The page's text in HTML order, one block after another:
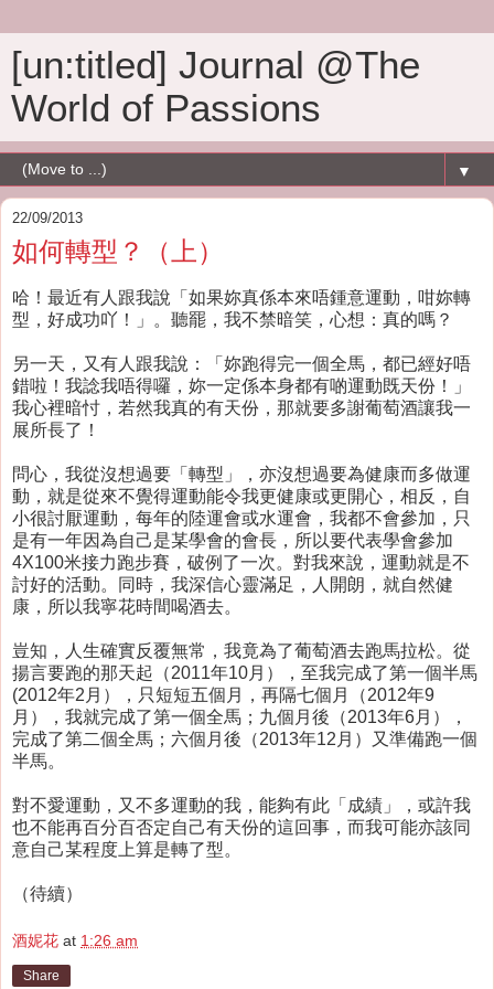
[un:titled] Journal @The
World of Passions
▼
22/09/2013
如何轉型？（上）
哈！最近有人跟我說「如果妳真係本來唔鍾意運動，咁妳轉
型，好成功吖！」。聽罷，我不禁暗笑，心想：真的嗎？
另一天，又有人跟我說：「妳跑得完一個全馬，都已經好唔
錯啦！我諗我唔得囉，妳一定係本身都有啲運動既天份！」
我心裡暗忖，若然我真的有天份，那就要多謝葡萄酒讓我一
展所長了！
問心，我從沒想過要「轉型」，亦沒想過要為健康而多做運
動，就是從來不覺得運動能令我更健康或更開心，相反，自
小很討厭運動，每年的陸運會或水運會，我都不會參加，只
是有一年因為自己是某學會的會長，所以要代表學會參加
4X100米接力跑步賽，破例了一次。對我來說，運動就是不
討好的活動。同時，我深信心靈滿足，人開朗，就自然健
康，所以我寧花時間喝酒去。
豈知，人生確實反覆無常，我竟為了葡萄酒去跑馬拉松。從
揚言要跑的那天起（2011年10月），至我完成了第一個半馬
(2012年2月），只短短五個月，再隔七個月（2012年9
月），我就完成了第一個全馬；九個月後（2013年6月），
完成了第二個全馬；六個月後（2013年12月）又準備跑一個
半馬。
對不愛運動，又不多運動的我，能夠有此「成績」，或許我
也不能再百分百否定自己有天份的這回事，而我可能亦該同
意自己某程度上算是轉了型。
（待續）
酒妮花 at 1:26 am
Share